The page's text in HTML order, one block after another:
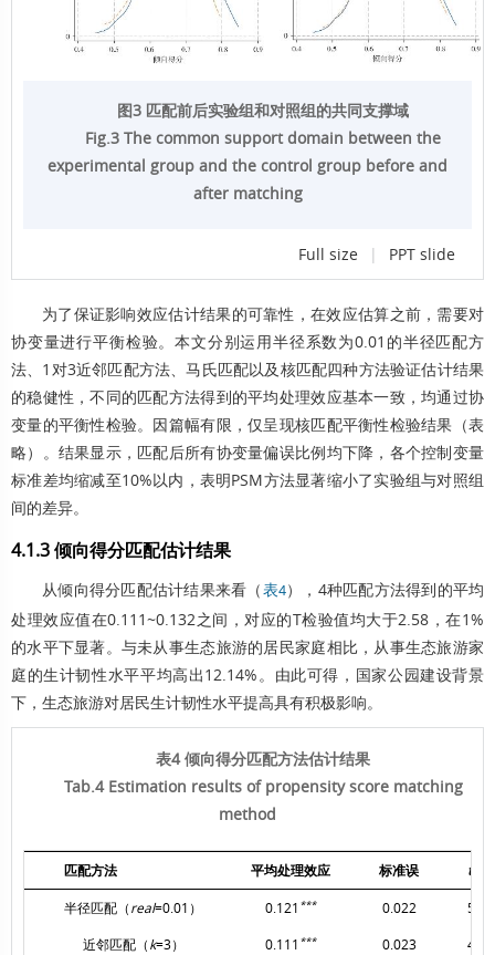
图3 匹配前后实验组和对照组的共同支撑域
Fig.3 The common support domain between the
experimental group and the control group before and
after matching
Full size | PPT slide
为了保证影响效应估计结果的可靠性，在效应估算之前，需要对
协变量进行平衡检验。本文分别运用半径系数为0.01的半径匹配方
法、1对3近邻匹配方法、马氏匹配以及核匹配四种方法验证估计结果
的稳健性，不同的匹配方法得到的平均处理效应基本一致，均通过协
变量的平衡性检验。因篇幅有限，仅呈现核匹配平衡性检验结果（表
略）。结果显示，匹配后所有协变量偏误比例均下降，各个控制变量
标准差均缩减至10%以内，表明PSM方法显著缩小了实验组与对照组
间的差异。
4.1.3 倾向得分匹配估计结果
从倾向得分匹配估计结果来看（ 表4），4种匹配方法得到的平均
处理效应值在0.111~0.132之间，对应的T检验值均大于2.58，在1%
的水平下显著。与未从事生态旅游的居民家庭相比，从事生态旅游家
庭的生计韧性水平平均高出12.14%。由此可得，国家公园建设背景
下，生态旅游对居民生计韧性水平提高具有积极影响。
表4 倾向得分匹配方法估计结果
Tab.4 Estimation results of propensity score matching
method
匹配方法 平均处理效应 标准误 t
半径匹配（real=0.01） 0.121 *** 0.022 5.47
近邻匹配（k=3） 0.111 *** 0.023 4.71